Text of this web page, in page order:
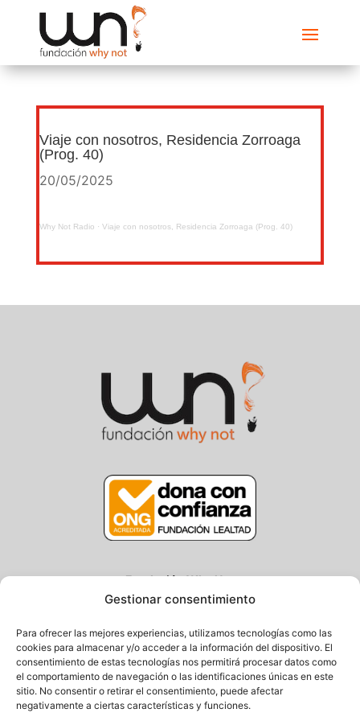
Gestionar consentimiento
Para ofrecer las mejores experiencias, utilizamos tecnologías como las
cookies para almacenar y/o acceder a la información del dispositivo. El
consentimiento de estas tecnologías nos permitirá procesar datos como
el comportamiento de navegación o las identificaciones únicas en este
sitio. No consentir o retirar el consentimiento, puede afectar
negativamente a ciertas características y funciones.
Viaje con nosotros, Residencia Zorroaga
(Prog. 40)
20/05/2025
Why Not Radio · Viaje con nosotros, Residencia Zorroaga (Prog. 40)
Fundación Why Not
Centro/Txoko: Particular de Ategorrieta 3, Gros
20013 Donostia – Gipuzkoa
Tel.: (+34) 943 058 694 / 627 014 791
Email: info@fundacionwhynot.org